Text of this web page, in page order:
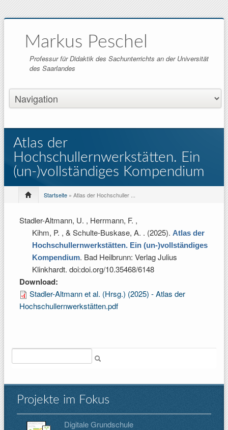
Markus Peschel
Professur für Didaktik des Sachunterrichts an der Universität
des Saarlandes
Atlas der
Hochschullernwerkstätten. Ein
(un-)vollständiges Kompendium
Startseite » Atlas der Hochschuller ...
Stadler-Altmann, U. , Herrmann, F. ,
Kihm, P. , & Schulte-Buskase, A. . (2025). Atlas der
Hochschullernwerkstätten. Ein (un-)vollständiges
Kompendium. Bad Heilbrunn: Verlag Julius
Klinkhardt. doi:doi.org/10.35468/6148
Download:
Stadler-Altmann et al. (Hrsg.) (2025) - Atlas der
Hochschullernwerkstätten.pdf
Projekte im Fokus
Digitale Grundschule